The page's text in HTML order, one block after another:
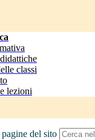
classi
lezioni
del sito